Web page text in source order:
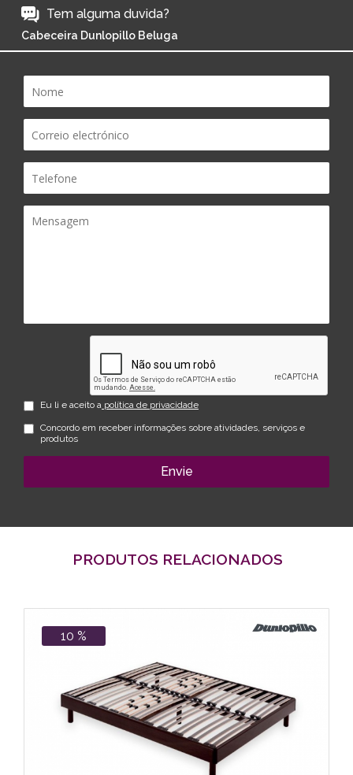
Tem alguma duvida?
Cabeceira Dunlopillo Beluga
Eu li e aceito a política de privacidade
Concordo em receber informações sobre atividades, serviços e
produtos
Envie
PRODUTOS RELACIONADOS
10 %